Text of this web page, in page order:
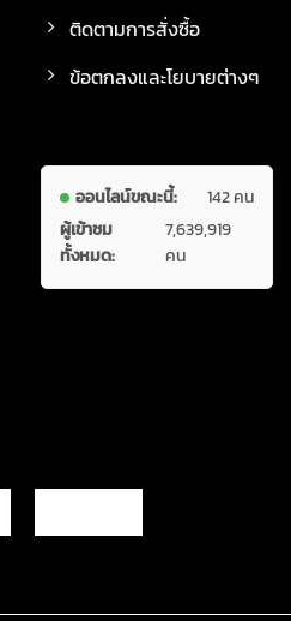
ติดตามการสั่งซื้อ
ข้อตกลงและโยบายต่างๆ
ออนไลน์ขณะนี้:
142 คน
ผู้เข้าชม
ทั้งหมด:
7,639,919
คน